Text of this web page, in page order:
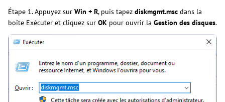
Étape 1. Appuyez sur Win + R, puis tapez diskmgmt.msc dans la
boîte Exécuter et cliquez sur OK pour ouvrir la Gestion des disques.